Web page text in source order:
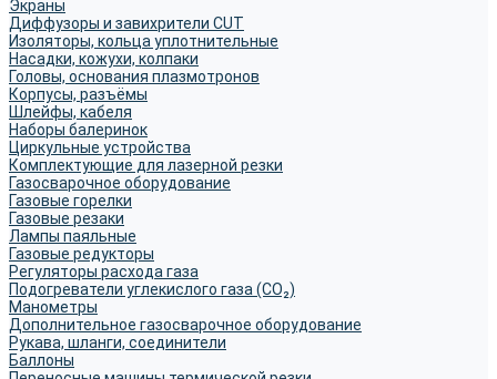
Экраны
Диффузоры и завихрители CUT
Изоляторы, кольца уплотнительные
Насадки, кожухи, колпаки
Головы, основания плазмотронов
Корпусы, разъёмы
Шлейфы, кабеля
Наборы балеринок
Циркульные устройства
Комплектующие для лазерной резки
Газосварочное оборудование
Газовые горелки
Газовые резаки
Лампы паяльные
Газовые редукторы
Регуляторы расхода газа
Подогреватели углекислого газа (CO₂)
Манометры
Дополнительное газосварочное оборудование
Рукава, шланги, соединители
Баллоны